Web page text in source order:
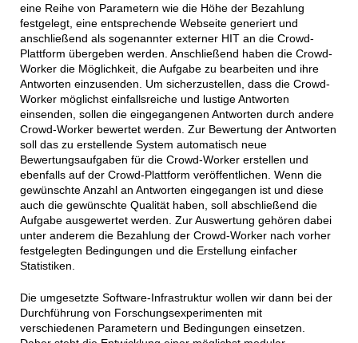
eine Reihe von Parametern wie die Höhe der Bezahlung
festgelegt, eine entsprechende Webseite generiert und
anschließend als sogenannter externer HIT an die Crowd-
Plattform übergeben werden. Anschließend haben die Crowd-
Worker die Möglichkeit, die Aufgabe zu bearbeiten und ihre
Antworten einzusenden. Um sicherzustellen, dass die Crowd-
Worker möglichst einfallsreiche und lustige Antworten
einsenden, sollen die eingegangenen Antworten durch andere
Crowd-Worker bewertet werden. Zur Bewertung der Antworten
soll das zu erstellende System automatisch neue
Bewertungsaufgaben für die Crowd-Worker erstellen und
ebenfalls auf der Crowd-Plattform veröffentlichen. Wenn die
gewünschte Anzahl an Antworten eingegangen ist und diese
auch die gewünschte Qualität haben, soll abschließend die
Aufgabe ausgewertet werden. Zur Auswertung gehören dabei
unter anderem die Bezahlung der Crowd-Worker nach vorher
festgelegten Bedingungen und die Erstellung einfacher
Statistiken.
Die umgesetzte Software-Infrastruktur wollen wir dann bei der
Durchführung von Forschungsexperimenten mit
verschiedenen Parametern und Bedingungen einsetzen.